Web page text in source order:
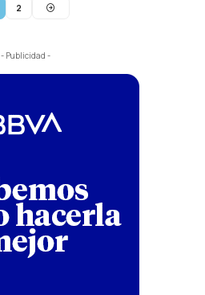
2
- Publicidad -